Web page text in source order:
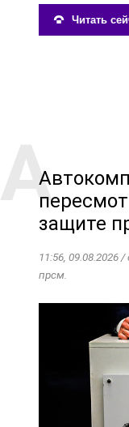
Читать
защите
11:56, 09.08.2026
прсм.